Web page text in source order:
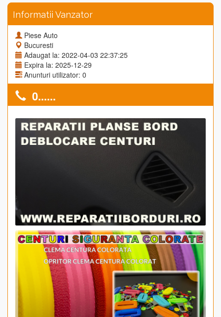
Informatii Vanzator
Piese Auto
Bucuresti
Adaugat la: 2022-04-03 22:37:25
Expira la: 2025-12-29
Anunturi utilizator: 0
0......